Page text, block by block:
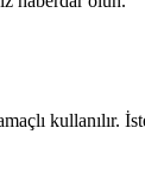
kullanılır.